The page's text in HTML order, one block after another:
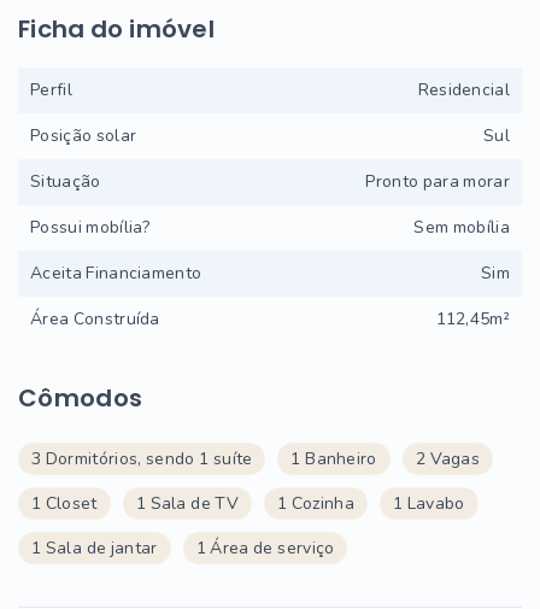
Cômodos
3 Dormitórios, sendo 1 suíte 1 Banheiro
2 Vagas
1 Closet
1 Sala de TV 1 Cozinha
1 Lavabo
1 Sala de jantar
1 Área de serviço
Ficha do imóvel
Perfil
Residencial
Posição solar
Sul
Situação
Pronto para morar
Possui mobília?
Sem mobília
Aceita Financiamento
Sim
Área Construída
112,45m²